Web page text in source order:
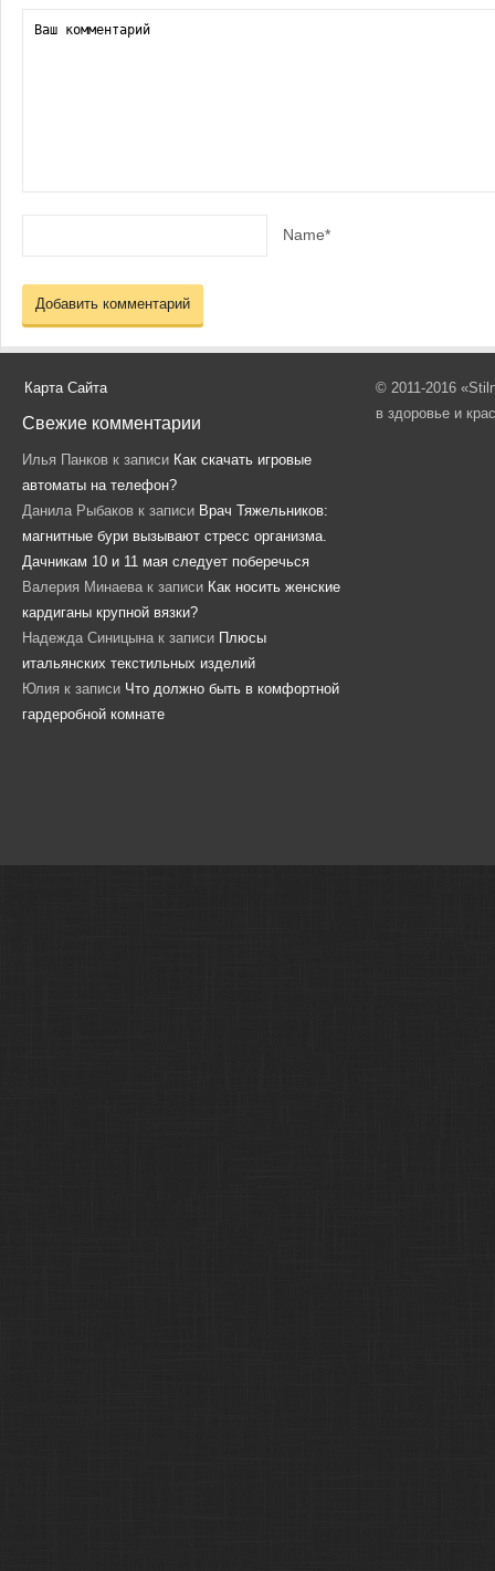
Name*
Карта Сайта
Свежие комментарии
Илья Панков к записи Как скачать игровые
автоматы на телефон?
Данила Рыбаков к записи Врач Тяжельников:
магнитные бури вызывают стресс организма.
Дачникам 10 и 11 мая следует поберечься
Валерия Минаева к записи Как носить женские
кардиганы крупной вязки?
Надежда Синицына к записи Плюсы
итальянских текстильных изделий
Юлия к записи Что должно быть в комфортной
гардеробной комнате
© 2011-2016
в здоровье и